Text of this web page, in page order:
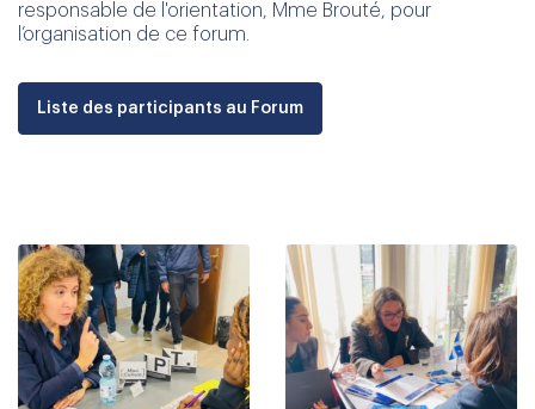
responsable de l'orientation, Mme Brouté, pour
l’organisation de ce forum.
Liste des participants au Forum